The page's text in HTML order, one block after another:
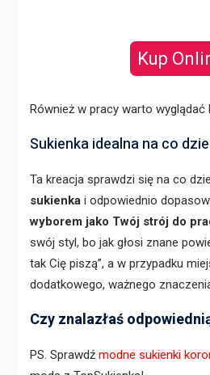
Kup
Również w pracy warto wyglądać
Sukienka idealna na co
Ta kreacja sprawdzi się na co
sukienkai odpowiednio
wyborem jako Twój strój do
swój styl, bo jak głosi znane
tak Cię piszą”, a w przypadku
dodatkowego, ważnego
Czy znalazłaś
PS. Sprawdź modne sukienki